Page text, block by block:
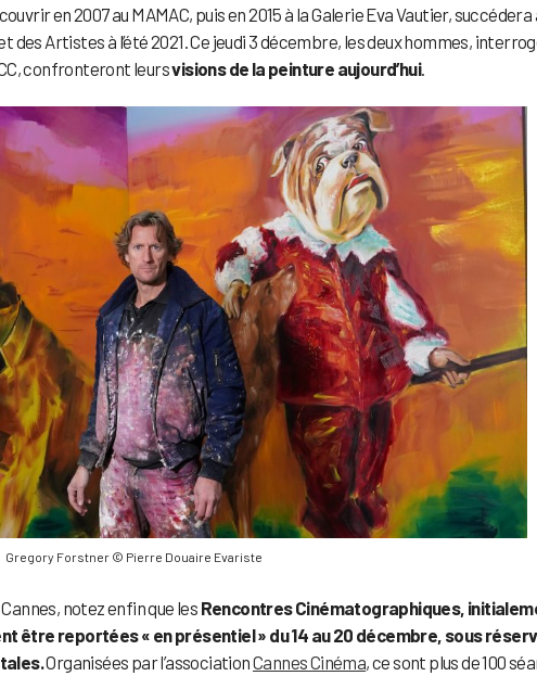
en 2007 au MAMAC, puis en 2015 à la Galerie Eva Vautier, succédera
des Artistes à l’été 2021. Ce jeudi 3 décembre, les deux hommes,
confronteront leursvisions de la peinture aujourd’hui.
Gregory Forstner © Pierre Douaire Evariste
notez enfin que les Rencontres Cinématographiques,
être reportées « en présentiel » du 14 au 20 décembre, sous
Organisées par l’associationCannes Cinéma, ce sont plus de 100